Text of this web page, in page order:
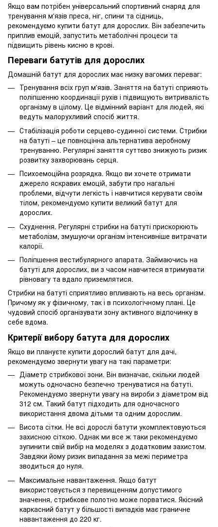
Якщо вам потрібен універсальний спортивний снаряд для
тренування м'язів преса, ніг, спини та сідниць,
рекомендуємо купити батут для дорослих. Він забезпечить
приплив емоцій, запустить метаболічні процеси та
підвищить рівень кисню в крові.
Переваги батутів для дорослих
Домашній батут для дорослих має низку вагомих переваг:
Тренування всіх груп м'язів. Заняття на батуті сприяють
поліпшенню координації рухів і підвищують витривалість
організму в цілому. Це відмінний варіант для людей, які
ведуть малорухливий спосіб життя.
Стабілізація роботи серцево-судинної системи. Стрибки
на батуті – це повноцінна альтернатива аеробному
тренуванню. Регулярні заняття суттєво знижують ризик
розвитку захворювань серця.
Психоемоційна розрядка. Якщо ви хочете отримати
джерело яскравих емоцій, забути про нагальні
проблеми, відчути легкість і навчитися керувати своїм
тілом, рекомендуємо купити великий батут для
дорослих.
Схуднення. Регулярні стрибки на батуті прискорюють
метаболізм, змушуючи організм інтенсивніше витрачати
калорії.
Поліпшення вестибулярного апарата. Займаючись на
батуті для дорослих, ви з часом навчитеся втримувати
рівновагу та вдало приземлятися.
Стрибки на батуті сприятливо впливають на весь організм.
Причому як у фізичному, так і в психологічному плані. Це
чудовий спосіб організувати зону активного відпочинку в
себе вдома.
Критерії вибору батута для дорослих
Якщо ви плануєте купити дорослий батут для дачі,
рекомендуємо звернути увагу на такі параметри:
Діаметр стрибкової зони. Він визначає, скільки людей
можуть одночасно безпечно тренуватися на батуті.
Рекомендуємо звернути увагу на вироби з діаметром від
312 см. Такий батут підходить для одночасного
використання двома дітьми та одним дорослим.
Висота сітки. Не всі дорослі батути укомплектовуються
захисною сіткою. Однак ми все ж таки рекомендуємо
зупинити свій вибір на моделях з додатковим захистом.
Завдяки йому ризик випадання за межі периметра
зводиться до нуля.
Максимальне навантаження. Якщо батут
використовується з перевищенням допустимого
значення, стрибкове полотно може порватися. Якісний
каркасний батут у більшості випадків має граничне
навантаження до 220 кг.